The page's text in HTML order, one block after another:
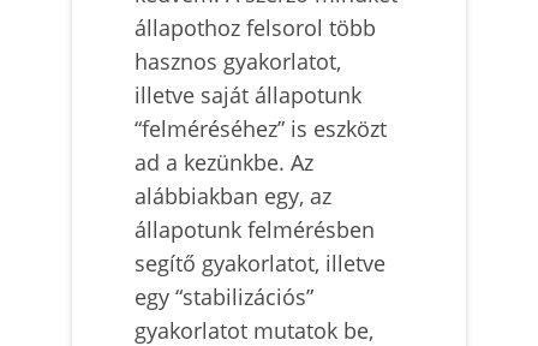
állapothoz felsorol több
hasznos gyakorlatot,
illetve saját állapotunk
“felméréséhez” is eszközt
ad a kezünkbe. Az
alábbiakban egy, az
állapotunk felmérésben
segítő gyakorlatot, illetve
egy “stabilizációs”
gyakorlatot mutatok be,